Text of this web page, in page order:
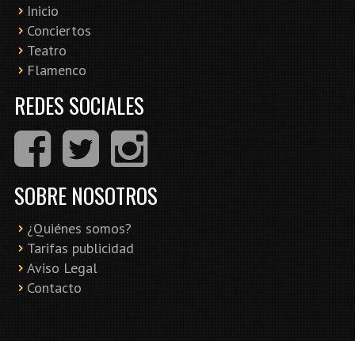
Inicio
Conciertos
Teatro
Flamenco
REDES SOCIALES
SOBRE NOSOTROS
¿Quiénes somos?
Tarifas publicidad
Aviso Legal
Contacto